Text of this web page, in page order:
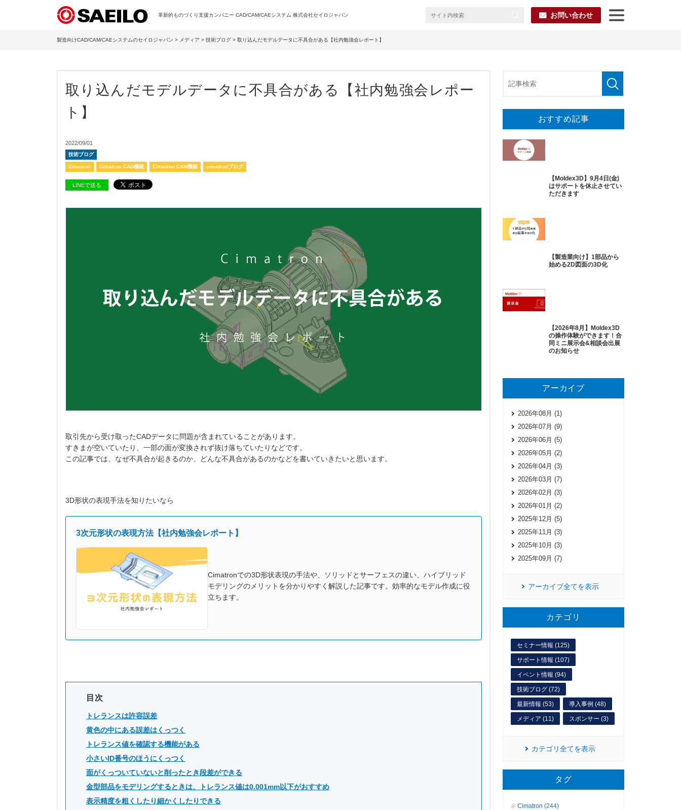
革新的ものづくり支援カンパニー CAD/CAM/CAEシステム 株式会社セイロジャパン お問い合わせ
製造向けCAD/CAM/CAEシステムのセイロジャパン > メディア > 技術ブログ > 取り込んだモデルデータに不具合がある【社内勉強会レポート】
取り込んだモデルデータに不具合がある【社内勉強会レポー
ト】
2022/09/01
技術ブログ
Cimatron Cimatron CAD機能 Cimatron CAM機能 cimatronブログ
LINEで送る
取引先から受け取ったCADデータに問題が含まれていることがあります。
すきまが空いていたり、一部の面が変換されず抜け落ちていたりなどです。
この記事では、なぜ不具合が起きるのか、どんな不具合があるのかなどを書いていきたいと思います。
3D形状の表現手法を知りたいなら
3次元形状の表現方法【社内勉強会レポート】
Cimatronでの3D形状表現の手法や、ソリッドとサーフェスの違い、ハイブリッド
モデリングのメリットを分かりやすく解説した記事です。効率的なモデル作成に役
立ちます。
目次
トレランスは許容誤差
黄色の中にある誤差はくっつく
トレランス値を確認する機能がある
小さいID番号のほうにくっつく
面がくっついていないと削ったとき段差ができる
金型部品をモデリングするときは、トレランス値は0.001mm以下がおすすめ
表示精度を粗くしたり細かくしたりできる
おすすめ記事
【Moldex3D】9月4日(金)
はサポートを休止させてい
ただきます
【製造業向け】1部品から
始める2D図面の3D化
【2026年8月】Moldex3D
の操作体験ができます！合
同ミニ展示会&相談会出展
のお知らせ
アーカイブ
2026年08月 (1)
2026年07月 (9)
2026年06月 (5)
2026年05月 (2)
2026年04月 (3)
2026年03月 (7)
2026年02月 (3)
2026年01月 (2)
2025年12月 (5)
2025年11月 (3)
2025年10月 (3)
2025年09月 (7)
アーカイブ全てを表示
カテゴリ
セミナー情報 (125)
サポート情報 (107)
イベント情報 (94)
技術ブログ (72)
最新情報 (53) 導入事例 (48)
メディア (11) スポンサー (3)
カテゴリ全てを表示
タグ
Cimatron (244)